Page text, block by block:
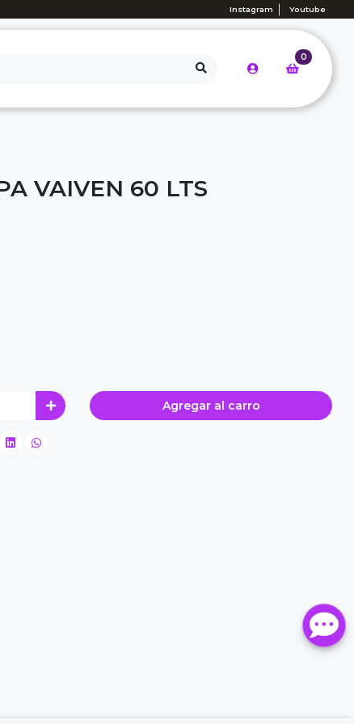
Instagram Youtube
0
VAIVEN 60 LTS
Agregar al carro